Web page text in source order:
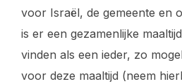
voor Israël, de gemeente en
is er een gezamenlijke
vinden als een ieder, zo
voor deze maaltijd (neem